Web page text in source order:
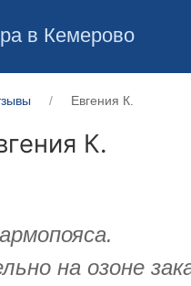
в Кемерово
Евгения К.
К.
на озоне